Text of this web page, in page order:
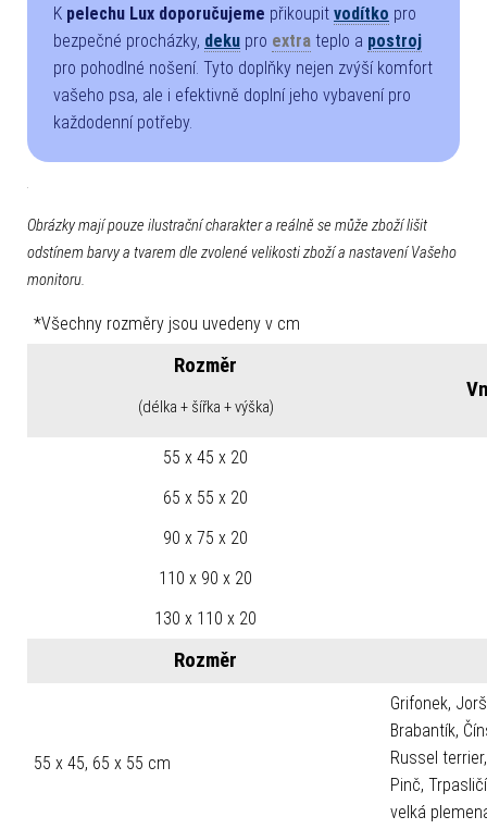
K pelechu Lux doporučujeme přikoupit vodítko pro
bezpečné procházky, deku pro extra teplo a postroj
pro pohodlné nošení. Tyto doplňky nejen zvýší komfort
vašeho psa, ale i efektivně doplní jeho vybavení pro
každodenní potřeby.
Obrázky mají pouze ilustrační charakter a reálně se může zboží lišit
odstínem barvy a tvarem dle zvolené velikosti zboží a nastavení Vašeho
monitoru.
*Všechny rozměry jsou uvedeny v cm
Rozměr
(délka + šířka + výška)
55 x 45 x 20
65 x 55 x 20
90 x 75 x 20
110 x 90 x 20
130 x 110 x 20
Rozměr
55 x 45, 65 x 55 cm
Grifonek,
Brabantík,
Russel
Pinč,
velká